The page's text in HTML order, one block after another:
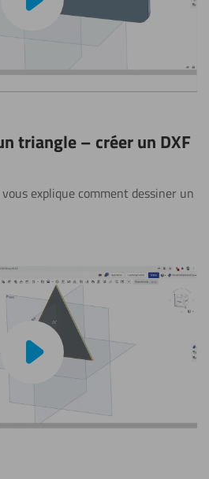
triangle – créer un DXF
explique comment dessiner un
Lire la vidéo